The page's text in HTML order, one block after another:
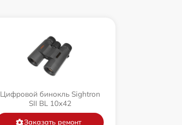
Цифровой бинокль Sightron
SII BL 10x42
Заказать ремонт